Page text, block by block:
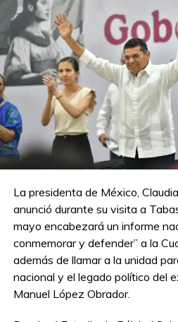
La presidenta de México,
anunció durante su visita a
mayo encabezará un informe
conmemorar y defender” a la
además de llamar a la unidad
nacional y el legado político del
Manuel López Obrador.